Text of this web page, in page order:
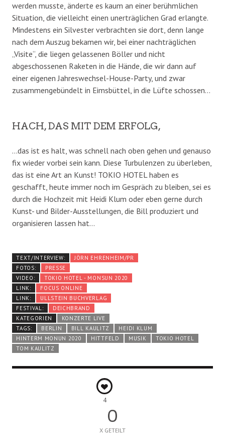
werden musste, änderte es kaum an einer berühmlichen
Situation, die vielleicht einen unerträglichen Grad erlangte.
Mindestens ein Silvester verbrachten sie dort, denn lange
nach dem Auszug bekamen wir, bei einer nachträglichen
„Visite“, die liegen gelassenen Böller und nicht
abgeschossenen Raketen in die Hände, die wir dann auf
einer eigenen Jahreswechsel-House-Party, und zwar
zusammengebündelt in Eimsbüttel, in die Lüfte schossen…
HACH, DAS MIT DEM ERFOLG,
…das ist es halt, was schnell nach oben gehen und genauso
fix wieder vorbei sein kann. Diese Turbulenzen zu überleben,
das ist eine Art an Kunst! TOKIO HOTEL haben es
geschafft, heute immer noch im Gespräch zu bleiben, sei es
durch die Hochzeit mit Heidi Klum oder eben gerne durch
Kunst- und Bilder-Ausstellungen, die Bill produziert und
organisieren lassen hat…
TEXT/INTERVIEW:
JÖRN EHRENHEIM/PR
FOTOS:
PRESSE
VIDEO:
TOKIO HOTEL - MONSUN 2020
LINK:
FOCUS ONLINE
LINK:
ULLSTEIN BUCHVERLAG
FESTIVAL:
DEICHBRAND
KATEGORIEN
KONZERTE LIVE
TAGS:
BERLIN BILL KAULITZ
HEIDI KLUM
HINTERM MONUN 2020
HITTFELD MUSIK
TOKIO HOTEL
TOM KAULITZ
4
0
X GETEILT